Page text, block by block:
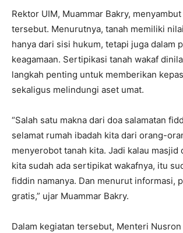
Rektor UIM, Muammar Bakry,
tersebut. Menurutnya, tanah memiliki
hanya dari sisi hukum, tetapi juga dalam
keagamaan. Sertipikasi tanah wakaf
langkah penting untuk memberikan
sekaligus melindungi aset umat.
“Salah satu makna dari doa salamatan
selamat rumah ibadah kita dari orang-
menyerobot tanah kita. Jadi kalau masjid
kita sudah ada sertipikat wakafnya, itu
fiddin namanya. Dan menurut informasi,
gratis,” ujar Muammar Bakry.
Dalam kegiatan tersebut, Menteri